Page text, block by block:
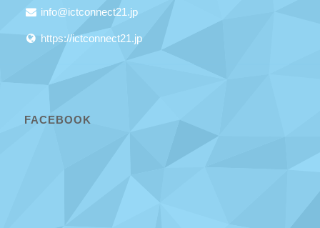
info@ictconnect21.jp
https://ictconnect21.jp
FACEBOOK